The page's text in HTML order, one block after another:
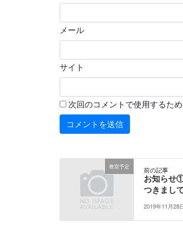
メール
サイト
次回のコメントで使用するた
教室予定 前の記事
お知らせ
つきまし
2019年11月28